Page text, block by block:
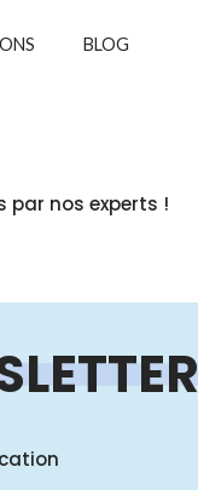
BLOG
par nos experts !